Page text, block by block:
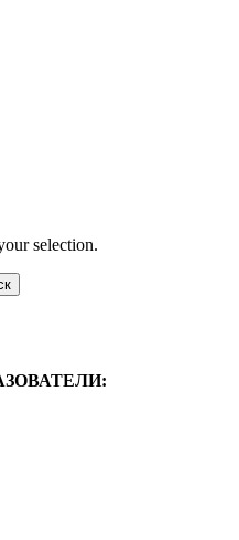
selection.